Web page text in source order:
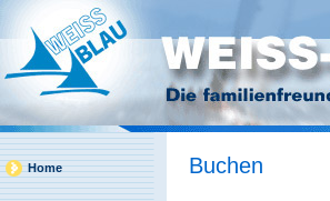
Home Buchen